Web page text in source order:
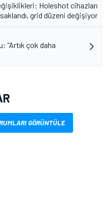
Holeshot cihazları
grid düzeni değişiyor
“Artık çok daha
GÖRÜNTÜLE